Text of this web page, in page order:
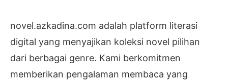
novel.azkadina.com adalah platform literasi
digital yang menyajikan koleksi novel pilihan
dari berbagai genre. Kami berkomitmen
memberikan pengalaman membaca yang